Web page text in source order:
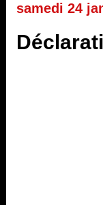
samedi 24